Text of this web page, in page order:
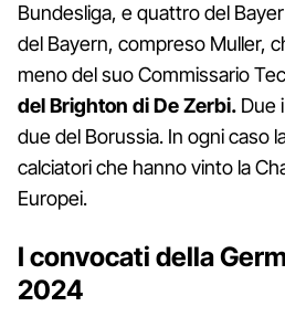
Bundesliga, e quattro del
del Bayern, compreso Muller,
meno del suo Commissario
del Brighton di De Zerbi. Due
due del Borussia. In ogni caso
calciatori che hanno vinto la
Europei.
I convocati della
2024